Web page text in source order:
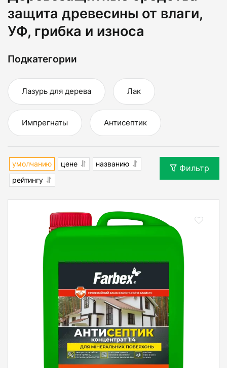
защита древесины от влаги,
УФ, грибка и износа
Подкатегории
Лазурь для дерева Лак
Импрегнаты Антисептик
умолчанию цене
названию
рейтингу
Фильтр